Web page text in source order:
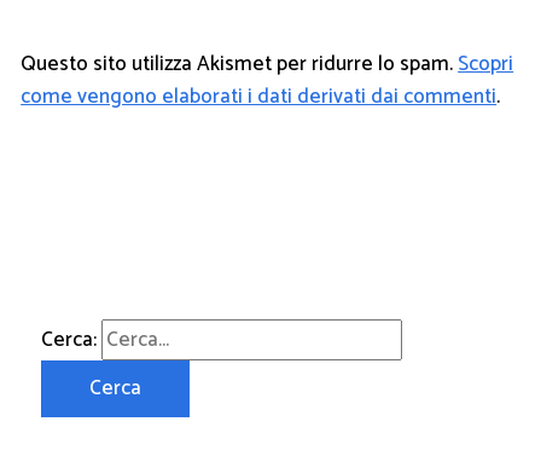
Questo sito utilizza Akismet per ridurre lo spam.Scopri
come vengono elaborati i dati derivati dai commenti.
Cerca: